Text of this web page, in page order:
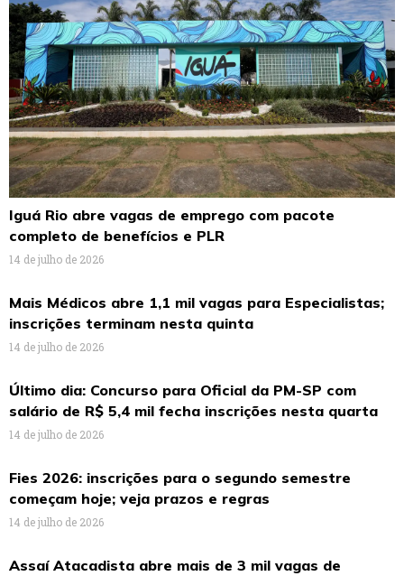
Iguá Rio abre vagas de emprego com pacote
completo de benefícios e PLR
14 de julho de 2026
Mais Médicos abre 1,1 mil vagas para Especialistas;
inscrições terminam nesta quinta
14 de julho de 2026
Último dia: Concurso para Oficial da PM-SP com
salário de R$ 5,4 mil fecha inscrições nesta quarta
14 de julho de 2026
Fies 2026: inscrições para o segundo semestre
começam hoje; veja prazos e regras
14 de julho de 2026
Assaí Atacadista abre mais de 3 mil vagas de